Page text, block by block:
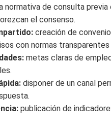
normativa de consulta
el consenso.
creación de
con normas
metas claras de
disponer de un canal
publicación de